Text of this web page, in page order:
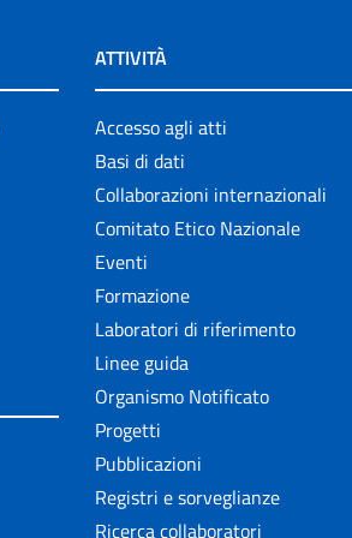
ATTIVITÀ
Accesso agli atti
Basi di dati
Collaborazioni internazionali
Comitato Etico Nazionale
Eventi
Formazione
Laboratori di riferimento
Linee guida
Organismo Notificato
Progetti
Pubblicazioni
Registri e sorveglianze
Ricerca collaboratori